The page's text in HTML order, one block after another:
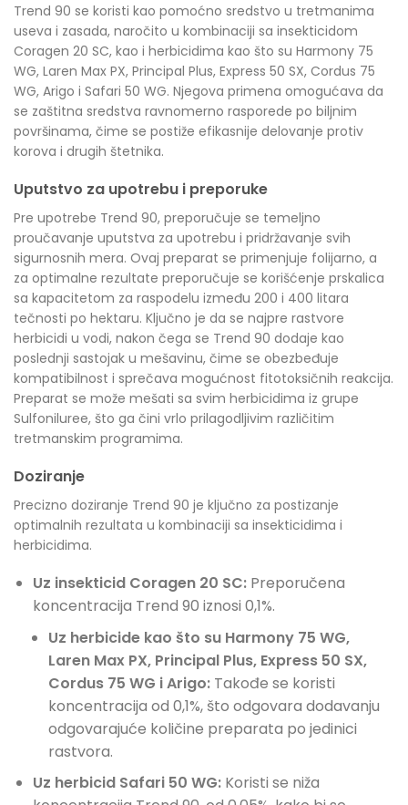
Trend 90 se koristi kao pomoćno sredstvo u tretmanima
useva i zasada, naročito u kombinaciji sa insekticidom
Coragen 20 SC, kao i herbicidima kao što su Harmony 75
WG, Laren Max PX, Principal Plus, Express 50 SX, Cordus 75
WG, Arigo i Safari 50 WG. Njegova primena omogućava da
se zaštitna sredstva ravnomerno rasporede po biljnim
površinama, čime se postiže efikasnije delovanje protiv
korova i drugih štetnika.
Uputstvo za upotrebu i preporuke
Pre upotrebe Trend 90, preporučuje se temeljno
proučavanje uputstva za upotrebu i pridržavanje svih
sigurnosnih mera. Ovaj preparat se primenjuje folijarno, a
za optimalne rezultate preporučuje se korišćenje prskalica
sa kapacitetom za raspodelu između 200 i 400 litara
tečnosti po hektaru. Ključno je da se najpre rastvore
herbicidi u vodi, nakon čega se Trend 90 dodaje kao
poslednji sastojak u mešavinu, čime se obezbeđuje
kompatibilnost i sprečava mogućnost fitotoksičnih reakcija.
Preparat se može mešati sa svim herbicidima iz grupe
Sulfoniluree, što ga čini vrlo prilagodljivim različitim
tretmanskim programima.
Doziranje
Precizno doziranje Trend 90 je ključno za postizanje
optimalnih rezultata u kombinaciji sa insekticidima i
herbicidima.
Uz insekticid Coragen 20 SC:Preporučena
koncentracija Trend 90 iznosi 0,1%.
Uz herbicide kao što su Harmony 75 WG,
Laren Max PX, Principal Plus, Express 50 SX,
Cordus 75 WG i Arigo: Takođe se koristi
koncentracija od 0,1%, što odgovara dodavanju
odgovarajuće količine preparata po jedinici
rastvora.
Uz herbicid Safari 50 WG:Koristi se niža